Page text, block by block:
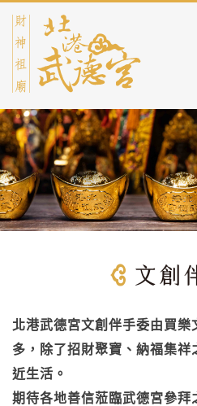
北港武德宮文創伴手委由買樂
多，除了招財聚寶、納福集祥
近生活。
期待各地善信蒞臨武德宮參拜